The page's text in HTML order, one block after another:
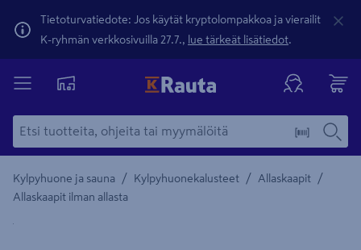
Tietoturvatiedote: Jos käytät kryptolompakkoa ja vierailit
K-ryhmän verkkosivuilla 27.7., lue tärkeät lisätiedot.
Kylpyhuone ja sauna / Kylpyhuonekalusteet / Allaskaapit /
Allaskaapit ilman allasta
Yksityiskohtainen kuvaus löytyy Tuotteen kuvaus -